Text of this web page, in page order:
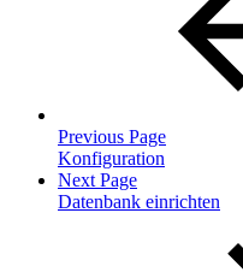
Previous Page
Konfiguration
Next Page
Datenbank einrichten